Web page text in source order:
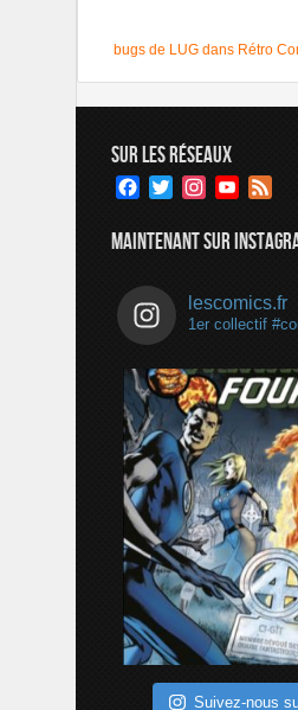
bugs de LUG dans Rétro
SUR LES RÉSEAUX
Facebook
TwitterInstagram
MAINTENANT SUR
lescomics.fr
1er collectif
Suivez-nous